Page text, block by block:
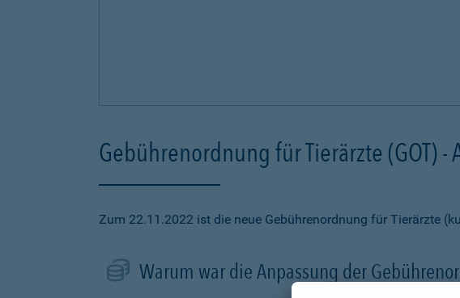
Gebührenordnung für Tierärzte (GOT) -
Zum 22.11.2022 ist die neue Gebührenordnung für Tierärzte
Warum war die Anpassung der